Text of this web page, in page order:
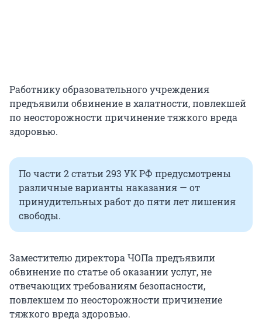
Работнику образовательного учреждения
предъявили обвинение в халатности, повлекшей
по неосторожности причинение тяжкого вреда
здоровью.
По части 2 статьи 293 УК РФ предусмотрены
различные варианты наказания — от
принудительных работ до пяти лет лишения
свободы.
Заместителю директора ЧОПа предъявили
обвинение по статье об оказании услуг, не
отвечающих требованиям безопасности,
повлекшем по неосторожности причинение
тяжкого вреда здоровью.